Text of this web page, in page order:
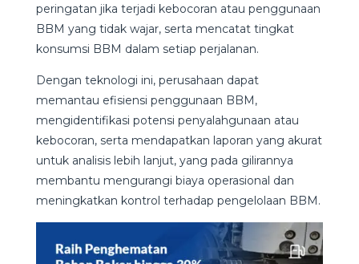
peringatan jika terjadi kebocoran atau penggunaan
BBM yang tidak wajar, serta mencatat tingkat
konsumsi BBM dalam setiap perjalanan.
Dengan teknologi ini, perusahaan dapat
memantau efisiensi penggunaan BBM,
mengidentifikasi potensi penyalahgunaan atau
kebocoran, serta mendapatkan laporan yang akurat
untuk analisis lebih lanjut, yang pada gilirannya
membantu mengurangi biaya operasional dan
meningkatkan kontrol terhadap pengelolaan BBM.